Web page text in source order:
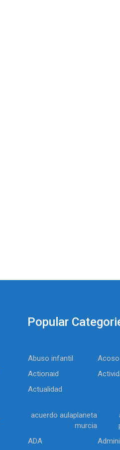
Popular
Abuso infantil
Acoso
Actionaid
Actualidad
acuerdo aulaplaneta
murcia
ADA